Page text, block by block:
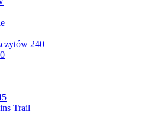
240
Trail